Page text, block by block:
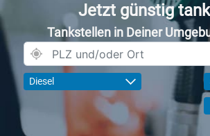
Jetzt günstig
Tankstellen in Deiner
Diesel